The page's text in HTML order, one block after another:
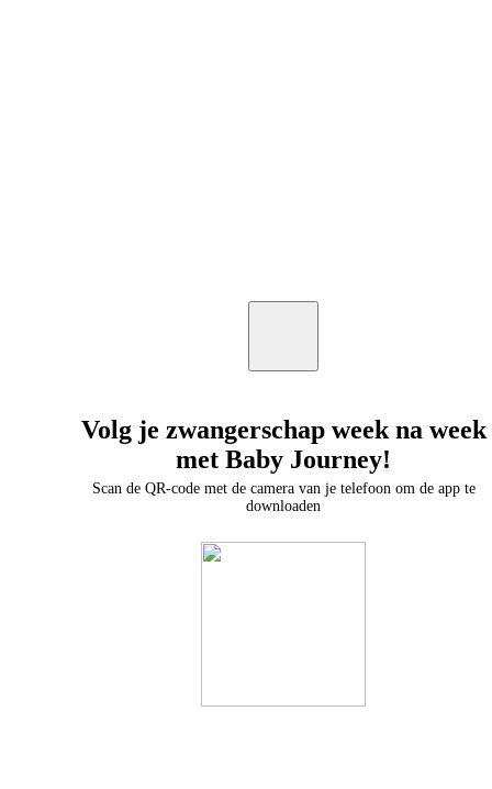
Volg je zwangerschap week na week
met Baby Journey!
Scan de QR-code met de camera van je telefoon om de app te
downloaden